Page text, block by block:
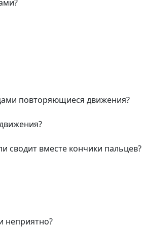
повторяющиеся движения?
сводит вместе кончики пальцев?
неприятно?